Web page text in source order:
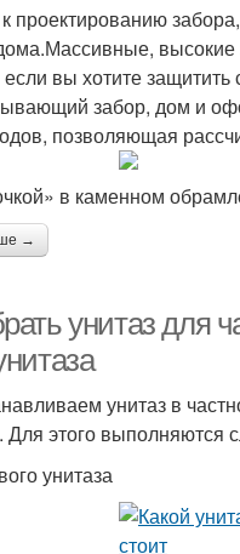
проектированию
если вы хотите
забор, дом и
позволяющая
в каменном
→
унитаз для
унитаз в
Для этого выполняются
унитаза